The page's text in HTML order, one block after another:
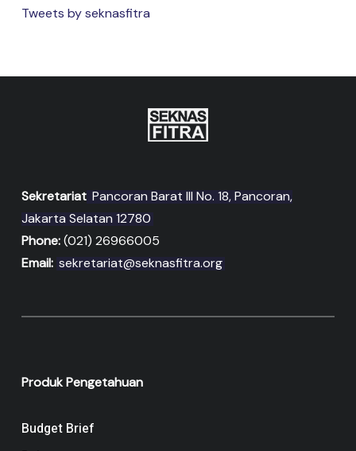
Tweets by seknasfitra
Sekretariat Pancoran Barat III No. 18, Pancoran,
Jakarta Selatan 12780
Phone:(021) 26966005
Email: sekretariat@seknasfitra.org
Produk Pengetahuan
Budget Brief